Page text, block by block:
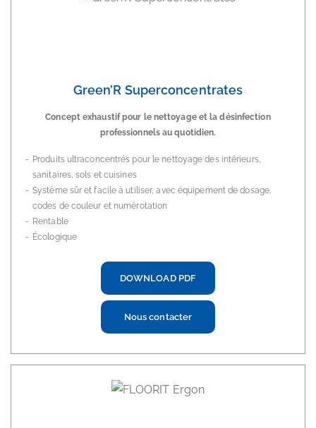
Green’R Superconcentrates
Concept exhaustif pour le nettoyage et la désinfection
professionnels au quotidien.
Produits ultraconcentrés pour le nettoyage des intérieurs,
sanitaires, sols et cuisines
Système sûr et facile à utiliser, avec équipement de dosage,
codes de couleur et numérotation
Rentable
Écologique
DOWNLOAD PDF
Nous contacter